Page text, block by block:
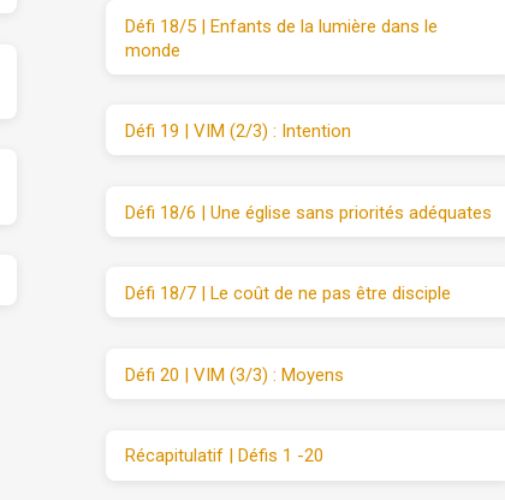
Défi 18/5 | Enfants de la lumière dans le
monde
Défi 19 | VIM (2/3) : Intention
Défi 18/6 | Une église sans priorités adéquates
Défi 18/7 | Le coût de ne pas être disciple
Défi 20 | VIM (3/3) : Moyens
Récapitulatif | Défis 1 -20